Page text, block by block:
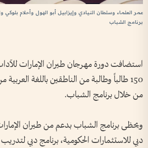
عمر العلماء وسلطان النيادي وإيزابيل أبو الهول وأحلام بلوكي
برنامج الشباب
150 طالباً وطالبة من الناطقين باللغة
من خلال برنامج الشباب.
ويحظى برنامج الشباب بدعم من طيران
دبي للاستثمارات الحكومية، برنامج دبي